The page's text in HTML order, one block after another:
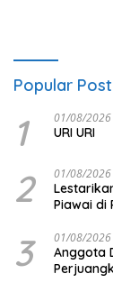
Popular Post
1 01/08/2026
URI URI
2 01/08/2026
Piawai di
3 01/08/2026
Anggota